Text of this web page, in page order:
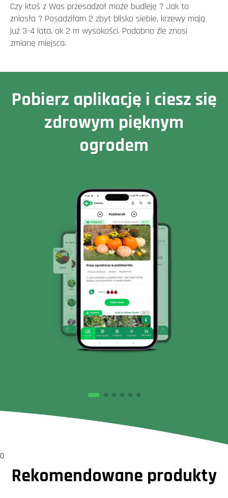
Czy ktoś z Was przesadzał może budleję ? Jak to
zniosła ? Posadziłam 2 zbyt blisko siebie, krzewy mają
już 3-4 lata, ok 2 m wysokości. Podobno źle znosi
zmianę miejsca.
Pobierz aplikację i ciesz się
zdrowym pięknym
ogrodem
0
Rekomendowane produkty